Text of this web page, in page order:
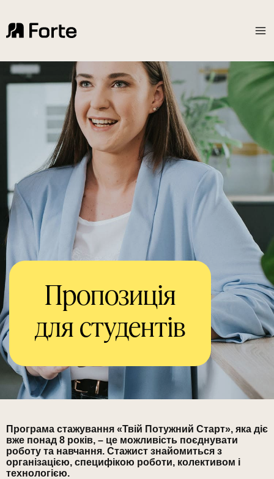
Пропозиція
для студентів
Програма стажування «Твій Потужний Старт», яка діє
вже понад 8 років, – це можливість поєднувати
роботу та навчання. Стажист знайомиться з
організацією, специфікою роботи, колективом і
технологією.